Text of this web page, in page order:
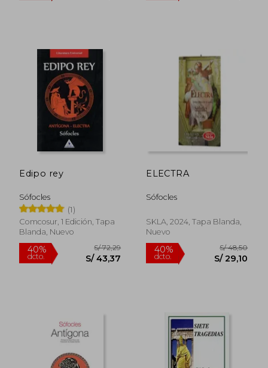
55%
dcto.
40%
dcto.
40%
dcto.
Edipo rey
Sófocles
(1)
Comcosur, 1 Edición, Tapa
Blanda, Nuevo
ELECTRA
Sófocles
SKLA, 2024, Tapa Blanda,
Nuevo